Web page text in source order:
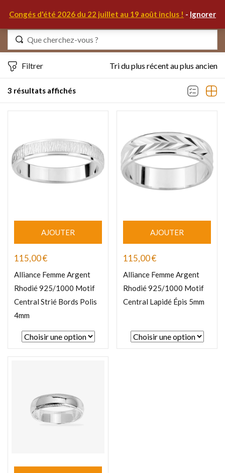
Congés d'été 2026 du 22 juillet au 19 août inclus ! - Ignorer
3 résultats affichés
Filtrer Tri du plus récent au plus ancien
AJOUTER
115,00€
Alliance Femme Argent
Rhodié 925/1000 Motif
Central Strié Bords Polis
4mm
AJOUTER
115,00€
Alliance Femme Argent
Rhodié 925/1000 Motif
Central Lapidé Épis 5mm
Identifiez-vous
S'IDENTIFIER
MON COMPTE